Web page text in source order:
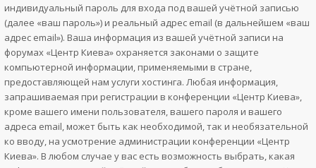
индивидуальный пароль для входа под вашей учётной записью
(далее «ваш пароль») и реальный адрес email (в дальнейшем «ваш
адрес email»). Ваша информация из вашей учётной записи на
форумах «Центр Киева» охраняется законами о защите
компьютерной информации, применяемыми в стране,
предоставляющей нам услуги хостинга. Любая информация,
запрашиваемая при регистрации в конференции «Центр Киева»,
кроме вашего имени пользователя, вашего пароля и вашего
адреса email, может быть как необходимой, так и необязательной
ко вводу, на усмотрение администрации конференции «Центр
Киева». В любом случае у вас есть возможность выбрать, какая